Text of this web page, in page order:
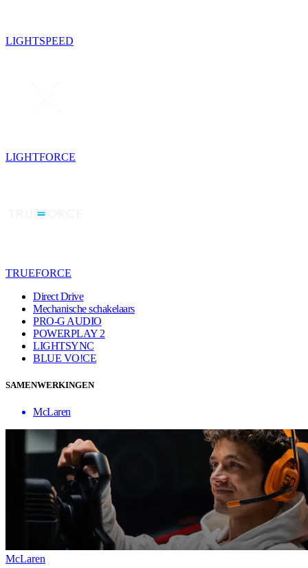
LIGHTSPEED
LIGHTFORCE
TRUEFORCE
Direct Drive
Mechanische schakelaars
PRO-G AUDIO
POWERPLAY 2
LIGHTSYNC
BLUE VO!CE
SAMENWERKINGEN
McLaren
McLaren